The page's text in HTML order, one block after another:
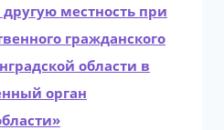
местность при
гражданского
области в
орган